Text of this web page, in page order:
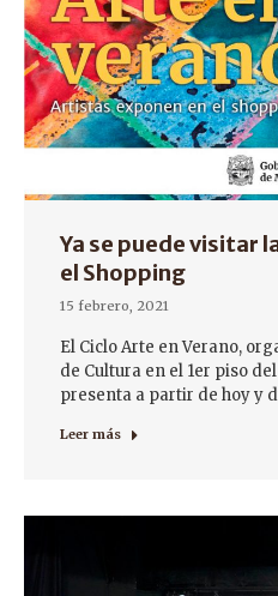
Ya se puede visitar
el Shopping
15 febrero, 2021
El Ciclo Arte en Verano,
de Cultura en el 1er piso
presenta a partir de hoy y
Leer más